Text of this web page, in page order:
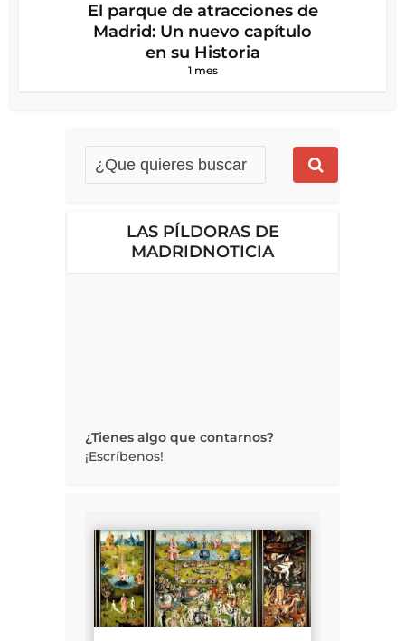
El parque de atracciones de
Madrid: Un nuevo capítulo
en su Historia
1 mes
LAS PÍLDORAS DE
MADRIDNOTICIA
¿Tienes algo que contarnos?
¡Escríbenos!